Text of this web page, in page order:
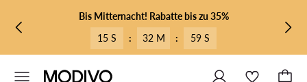
ZUM HAUPTINHALT SPRINGEN
Bis Mitternacht! Rabatte bis zu 35%
15 S
: 32 M : 59 S